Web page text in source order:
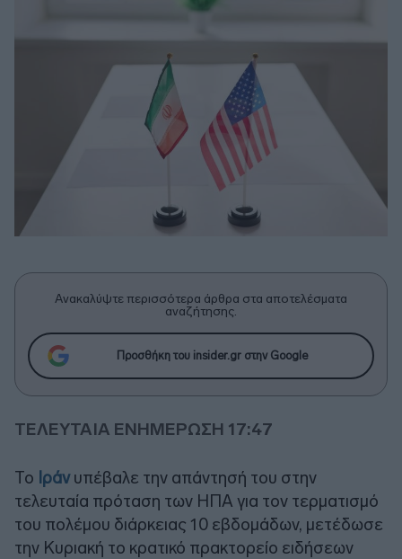
Ανακαλύψτε περισσότερα άρθρα στα αποτελέσματα
αναζήτησης.
Προσθήκη του insider.gr στην Google
ΤΕΛΕΥΤΑΙΑ ΕΝΗΜΕΡΩΣΗ 17:47
Το Ιράνυπέβαλε την απάντησή του στην
τελευταία πρόταση των ΗΠΑ για τον τερματισμό
του πολέμου διάρκειας 10 εβδομάδων, μετέδωσε
την Κυριακή το κρατικό πρακτορείο ειδήσεων